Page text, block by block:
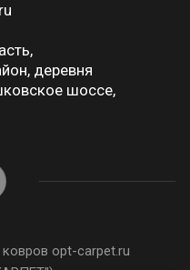
деревня
шоссе,
opt-carpet.ru